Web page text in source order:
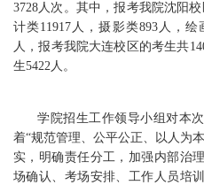
3728人次。其中，报考我院沈阳
计类11917人，摄影类893人，
人，报考我院大连校区的考生共
生5422人。
学院招生工作领导小组对本
着“规范管理、公平公正、以人为
实，明确责任分工，加强内部治
场确认、考场安排、工作人员培